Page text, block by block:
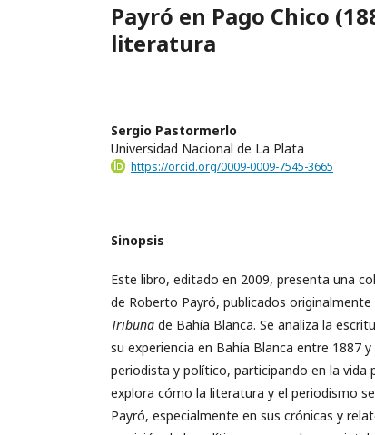
Payró en Pago Chico
literatura
Sergio Pastormerlo
Universidad Nacional de La Plata
https://orcid.org/0009-0009-7545-3665
Sinopsis
Este libro, editado en 2009, presenta una
de Roberto Payró, publicados originalmente
Tribuna de Bahía Blanca. Se analiza la
su experiencia en Bahía Blanca entre 1887
periodista y político, participando en la vida
explora cómo la literatura y el periodismo
Payró, especialmente en sus crónicas y